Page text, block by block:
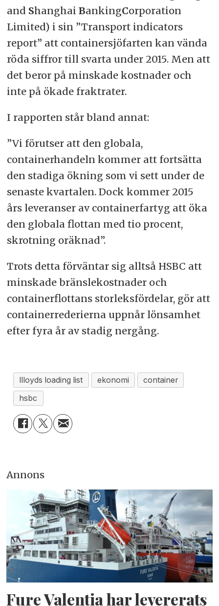
and Shanghai BankingCorporation
Limited) i sin ”Transport indicators
report” att containersjöfarten kan vända
röda siffror till svarta under 2015. Men att
det beror på minskade kostnader och
inte på ökade fraktrater.
I rapporten står bland annat:
”Vi förutser att den globala,
containerhandeln kommer att fortsätta
den stadiga ökning som vi sett under de
senaste kvartalen. Dock kommer 2015
års leveranser av containerfartyg att öka
den globala flottan med tio procent,
skrotning oräknad”.
Trots detta förväntar sig alltså HSBC att
minskade bränslekostnader och
containerflottans storleksfördelar, gör att
containerrederierna uppnår lönsamhet
efter fyra år av stadig nergång.
llloyds loading list ekonomi
container
hsbc
Annons
Fure Valentia har levererats